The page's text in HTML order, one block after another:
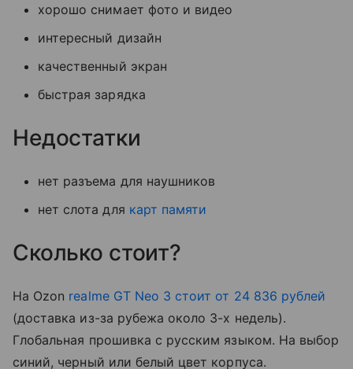
хорошо снимает фото и видео
интересный дизайн
качественный экран
быстрая зарядка
Недостатки
нет разъема для наушников
нет слота для карт памяти
Сколько стоит?
На Ozon realme GT Neo 3 стоит от 24 836 рублей
(доставка из-за рубежа около 3-х недель).
Глобальная прошивка с русским языком. На выбор
синий, черный или белый цвет корпуса.